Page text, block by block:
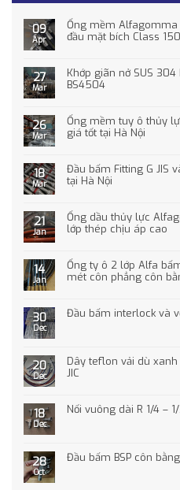
09
Apr
Ống mềm Alfagomma
đầu mặt bích Class
27
Mar
Khớp giãn nở SUS
BS4504
26
Mar
Ống mềm tuy ô thủy
giá tốt tại Hà Nội
18
Mar
Đầu bấm Fitting G JIS
tại Hà Nội
21
Jan
Ống dầu thủy lực
lớp thép chịu áp cao
14
Jan
Ống ty ô 2 lớp Alfa
mét côn phẳng côn
30
Dec
Đầu bấm interlock và
20
Dec
Dây teflon vải dù
JIC
18
Dec
Nối vuông dài R 1/4 –
28
Oct
Đầu bấm BSP côn